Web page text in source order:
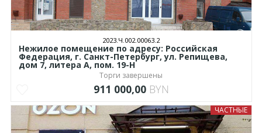
2023.Ч.002.00063.2
Нежилое помещение по адресу: Российская
Федерация, г. Санкт-Петербург, ул. Репищева,
дом 7, литера А, пом. 19-Н
Торги завершены
911 000,00 BYN
ЧАСТНЫЕ